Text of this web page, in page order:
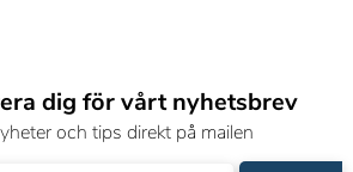
dig för vårt nyhetsbrev
och tips direkt på mailen